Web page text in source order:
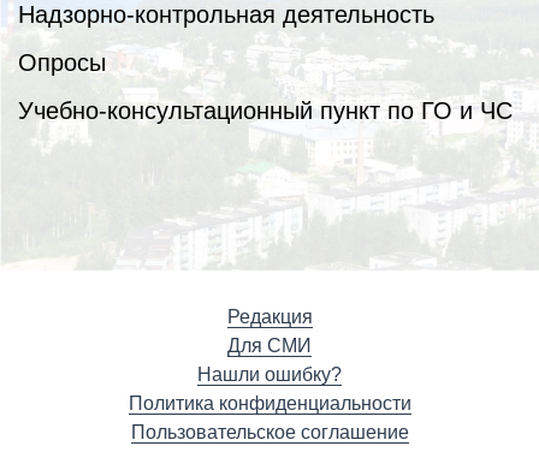
Надзорно-контрольная деятельность
Опросы
Учебно-консультационный пункт по ГО и ЧС
Редакция
Для СМИ
Нашли ошибку?
Политика конфиденциальности
Пользовательское соглашение